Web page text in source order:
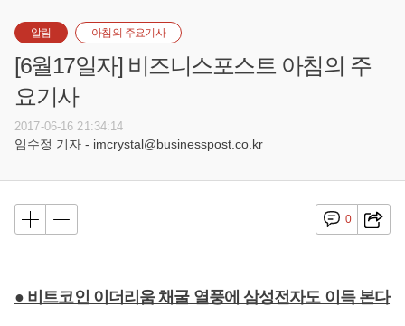
알림 아침의 주요기사
[6월17일자] 비즈니스포스트 아침의 주
요기사
2017-06-16 21:34:14
임수정 기자 - imcrystal@businesspost.co.kr
0
● 비트코인 이더리움 채굴 열풍에 삼성전자도 이득 본다